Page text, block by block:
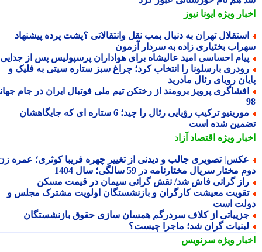
ویژهایونا نیوز
تهران به دنبال بمب نقل وانتقالاتی ؟پشت پرده پیشنهاد
بختیاری زاده به سردار آزمون
احساسی امید عالیشاه برای هواداران پرسپولیس پس از جدایی
بارسلونا را انتخاب کرد؛ چراغ سبز ستاره سیتی به فلیک و
رویای رئال مادرید
پرویز برومند از رختکن تیم ملی فوتبال ایران در جام جهانی
مورینیو ترکیب رؤیایی رئال را چید؛ 6 ستاره ای که جایگاهشان
شده است
ویژهاقتصاد آزاد
تصویری جالب و دیدنی از تغییر چهره فریبا کوثری؛ عمره زن
مختار سریال مختارنامه در 59 سالگی؛ سال 1404
گرانی فاش شد/ نقش گرانی سیمان در قیمت مسکن
معیشت کارگران و بازنشستگان اولویت مشترک مجلس و
است
از کلاف سردرگم همسان سازی حقوق بازنشستگان
گران شد؛ ماجرا چیست؟
ویژهسرنویس